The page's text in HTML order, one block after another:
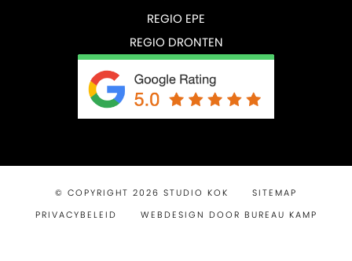
REGIO EPE
REGIO DRONTEN
© COPYRIGHT 2026 STUDIO KOK
SITEMAP
PRIVACYBELEID
WEBDESIGN DOOR BUREAU KAMP